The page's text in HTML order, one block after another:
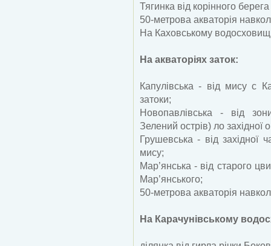
Тягинка від корінного
50-метрова акваторія
На Каховському
На акваторіях заток:
Капулівська - від мису с
затоки;
Новопавлівська - від
Зелений острів) ло західної
Грушевська - від західної
мису;
Мар’янська - від старого
Мар’янського;
50-метрова акваторія
На Карачунівському